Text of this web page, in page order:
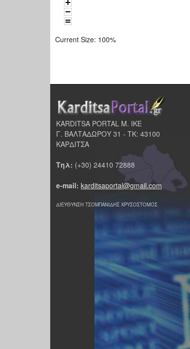
Current Size: 100%
KARDITSA PORTAL Μ. ΙΚΕ
Γ. ΒΑΛΤΑΔΩΡΟΥ 31 - ΤΚ: 43100
ΚΑΡΔΙΤΣΑ
Τηλ: (+30) 24410 72888
e-mail: karditsaportal@gmail.com
ΔΙΕΥΘΥΝΣΗ ΤΣΟΜΠΑΝΙΔΗΣ ΧΡΥΣΟΣΤΟΜΟΣ